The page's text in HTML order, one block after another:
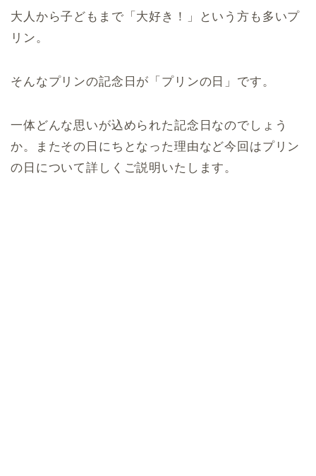
大人から子どもまで「大好き！」という方も多いプ
リン。
そんなプリンの記念日が「プリンの日」です。
一体どんな思いが込められた記念日なのでしょう
か。またその日にちとなった理由など今回はプリン
の日について詳しくご説明いたします。